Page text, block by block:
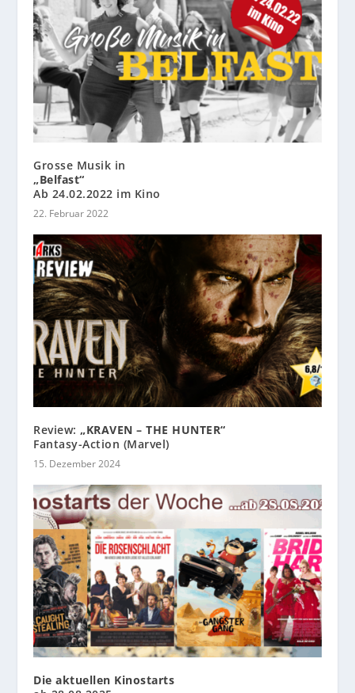
Grosse Musik in
„Belfast“
Ab 24.02.2022 im Kino
22. Februar 2022
Review:„KRAVEN – THE HUNTER“
Fantasy-Action (Marvel)
15. Dezember 2024
Die aktuellen Kinostarts